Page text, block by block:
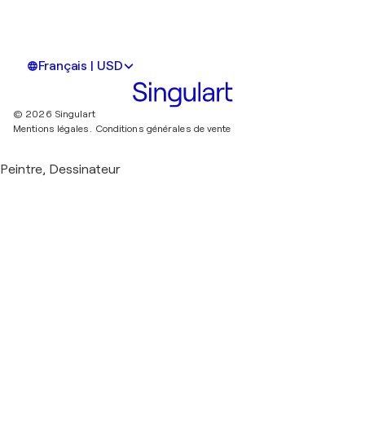
Français | USD
© 2026 Singulart
Mentions légales.
Conditions générales de vente
Peintre, Dessinateur